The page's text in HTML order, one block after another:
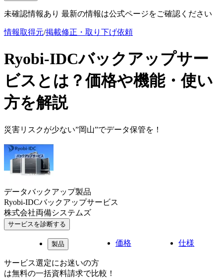
未確認情報あり 最新の情報は公式ページをご確認ください
情報取得元/掲載修正・取り下げ依頼
Ryobi-IDCバックアップサー
ビス とは？価格や機能・使い
方を解説
災害リスクが少ない”岡山”でデータ保管を！
データバックアップ製品
Ryobi-IDCバックアップサービス
株式会社両備システムズ
サービスを診断する
製品 価格 仕様
サービス選定にお迷いの方
は無料の一括資料請求で比較！